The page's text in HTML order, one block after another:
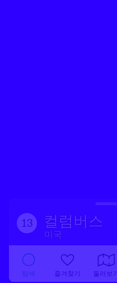
13 컬럼버스
미국
탐색 즐겨찾기 둘러보기